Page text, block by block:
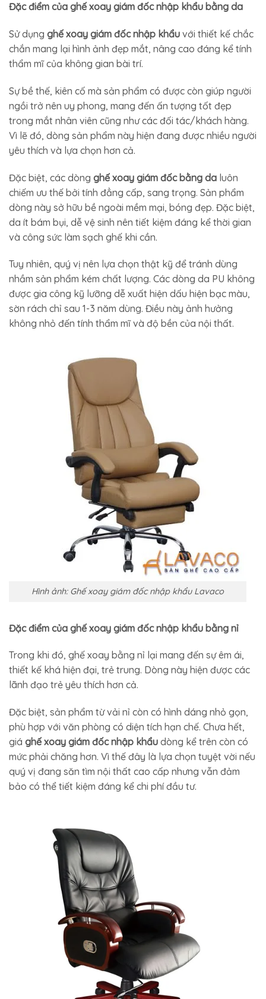
Đặc điểm của ghế xoay giám đốc nhập khẩu bằng da
Sử dụng ghế xoay giám đốc nhập khẩu với thiết kế chắc
chắn mang lại hình ảnh đẹp mắt, nâng cao đáng kể tính
thẩm mĩ của không gian bài trí.
Sự bề thế, kiên cố mà sản phẩm có được còn giúp người
ngồi trở nên uy phong, mang đến ấn tượng tốt đẹp
trong mắt nhân viên cũng như các đối tác/khách hàng.
Vì lẽ đó, dòng sản phẩm này hiện đang được nhiều người
yêu thích và lựa chọn hơn cả.
Đặc biệt, các dòng ghế xoay giám đốc bằng da luôn
chiếm ưu thế bởi tính đẳng cấp, sang trọng. Sản phẩm
dòng này sở hữu bề ngoài mềm mại, bóng đẹp. Đặc biệt,
da ít bám bụi, dễ vệ sinh nên tiết kiệm đáng kể thời gian
và công sức làm sạch ghế khi cần.
Tuy nhiên, quý vị nên lựa chọn thật kỹ để tránh dùng
nhầm sản phẩm kém chất lượng. Các dòng da PU không
được gia công kỹ lưỡng dễ xuất hiện dấu hiện bạc màu,
sờn rách chỉ sau 1-3 năm dùng. Điều này ảnh hưởng
không nhỏ đến tính thẩm mĩ và độ bền của nội thất.
Hình ảnh: Ghế xoay giám đốc nhập khẩu Lavaco
Đặc điểm của ghế xoay giám đốc nhập khẩu bằng nỉ
Trong khi đó, ghế xoay bằng nỉ lại mang đến sự êm ái,
thiết kế khá hiện đại, trẻ trung. Dòng này hiện được các
lãnh đạo trẻ yêu thích hơn cả.
Đặc biệt, sản phẩm từ vải nỉ còn có hình dáng nhỏ gọn,
phù hợp với văn phòng có diện tích hạn chế. Chưa hết,
giá ghế xoay giám đốc nhập khẩu dòng kể trên còn có
mức phải chăng hơn. Vì thế đây là lựa chọn tuyệt vời nếu
quý vị đang săn tìm nội thất cao cấp nhưng vẫn đảm
bảo có thể tiết kiệm đáng kể chi phí đầu tư.